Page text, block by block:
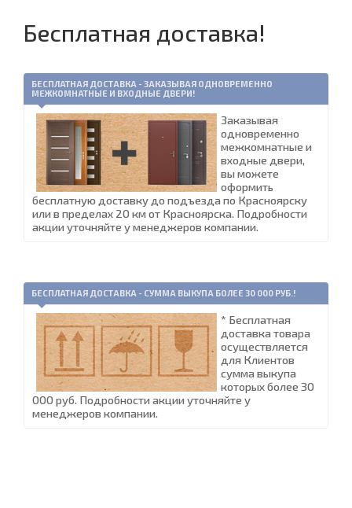
Бесплатная доставка!
БЕСПЛАТНАЯ ДОСТАВКА - ЗАКАЗЫВАЯ ОДНОВРЕМЕННО
МЕЖКОМНАТНЫЕ И ВХОДНЫЕ ДВЕРИ!
Заказывая
одновременно
межкомнатные и
входные двери,
вы можете
оформить
бесплатную доставку до подъезда по Красноярску
или в пределах 20 км от Красноярска. Подробности
акции уточняйте у менеджеров компании.
БЕСПЛАТНАЯ ДОСТАВКА - СУММА ВЫКУПА БОЛЕЕ 30 000 РУБ.!
* Бесплатная
доставка товара
осуществляется
для Клиентов
сумма выкупа
которых более 30
000 руб. Подробности акции уточняйте у
менеджеров компании.